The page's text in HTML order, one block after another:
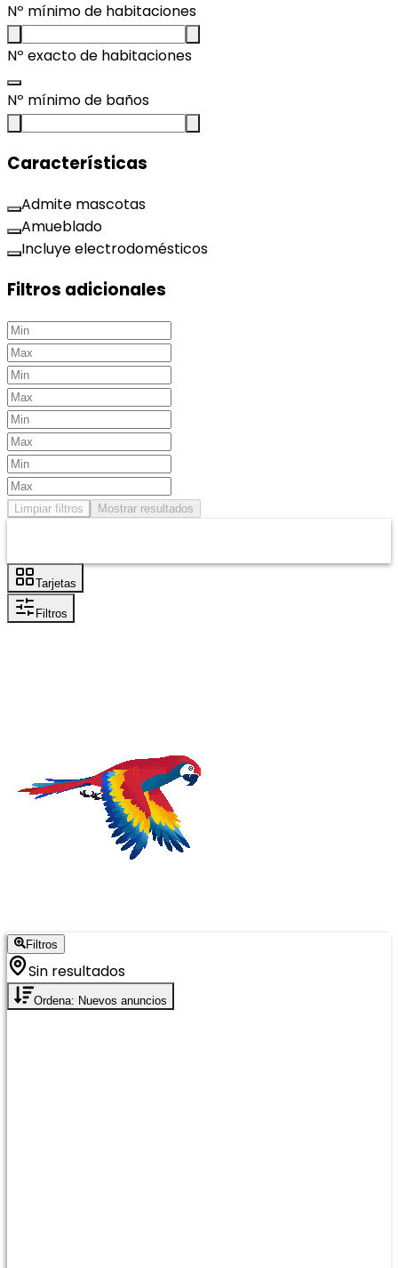
Nº mínimo de habitaciones
Nº exacto de habitaciones
Nº mínimo de baños
Características
Admite mascotas
Amueblado
Incluye electrodomésticos
Filtros adicionales
Limpiar filtros Mostrar resultados
Tarjetas
Filtros
Filtros
Sin resultados
Ordena: Nuevos anuncios